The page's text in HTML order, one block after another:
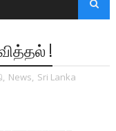
!
, News, Sri Lanka